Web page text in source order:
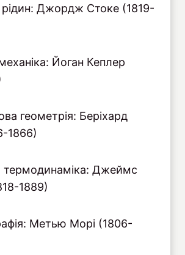
рідин: Джордж Стоке (1819-
Йоган Кеплер
геометрія: Беріхард
1866)
термодинаміка: Джеймс
1889)
Метью Морі (1806-